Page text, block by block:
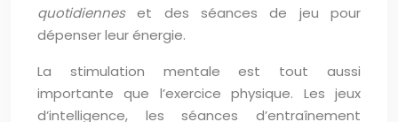
quotidienneset des séances de jeu pour
dépenser leur énergie.
La stimulation mentale est tout aussi
importante que l’exercice physique. Les jeux
d’intelligence, les séances d’entraînement